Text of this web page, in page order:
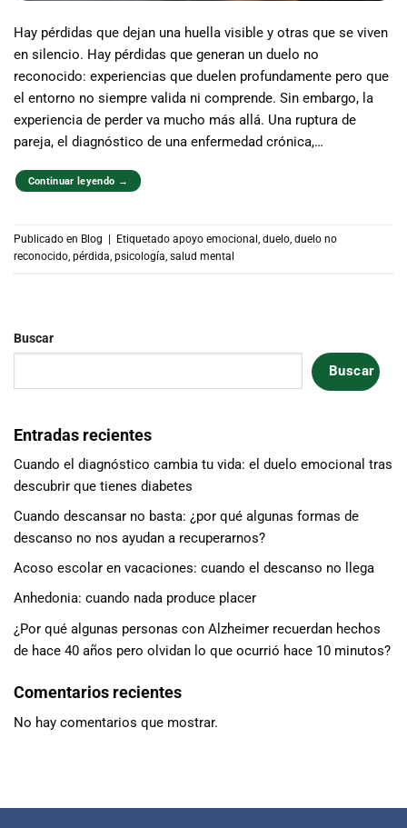
Hay pérdidas que dejan una huella visible y otras que se viven
en silencio. Hay pérdidas que generan un duelo no
reconocido: experiencias que duelen profundamente pero que
el entorno no siempre valida ni comprende. Sin embargo, la
experiencia de perder va mucho más allá. Una ruptura de
pareja, el diagnóstico de una enfermedad crónica,…
Continuar leyendo →
Publicado en Blog Etiquetado apoyo emocional , duelo, duelo no
reconocido, pérdida, psicología, salud mental
Buscar
Buscar
Entradas recientes
Cuando el diagnóstico cambia tu vida: el duelo emocional tras
descubrir que tienes diabetes
Cuando descansar no basta: ¿por qué algunas formas de
descanso no nos ayudan a recuperarnos?
Acoso escolar en vacaciones: cuando el descanso no llega
Anhedonia: cuando nada produce placer
¿Por qué algunas personas con Alzheimer recuerdan hechos
de hace 40 años pero olvidan lo que ocurrió hace 10 minutos?
Comentarios recientes
No hay comentarios que mostrar.